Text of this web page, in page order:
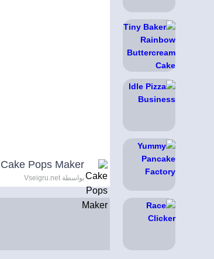
Cake Pops Maker
بواسطة Vseigru.net